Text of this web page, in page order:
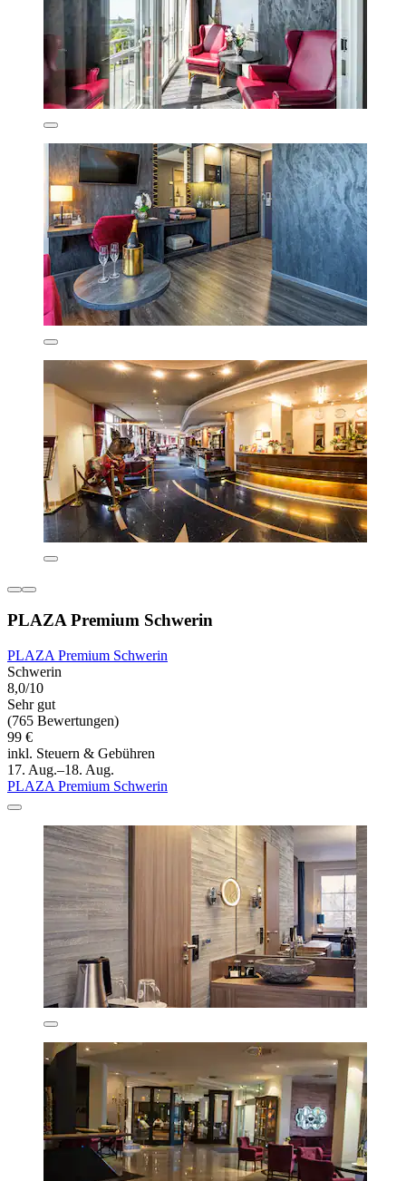
PLAZA Premium Schwerin
PLAZA Premium Schwerin
Schwerin
8,0/10
Sehr gut
(765 Bewertungen)
99 €
inkl. Steuern & Gebühren
17. Aug.–18. Aug.
PLAZA Premium Schwerin